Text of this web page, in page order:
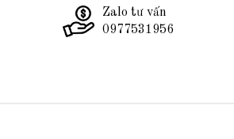
Zalo tư vấn
0977531956